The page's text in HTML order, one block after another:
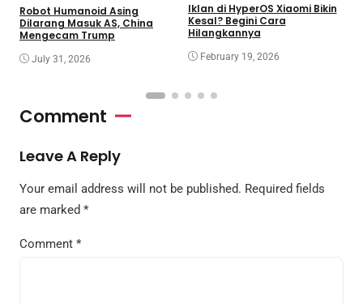
Robot Humanoid Asing
Dilarang Masuk AS, China
Mengecam Trump
July 31, 2026
Iklan di HyperOS Xiaomi Bikin
Kesal? Begini Cara
Hilangkannya
February 19, 2026
Comment
Leave A Reply
Your email address will not be published. Required fields
are marked *
Comment *